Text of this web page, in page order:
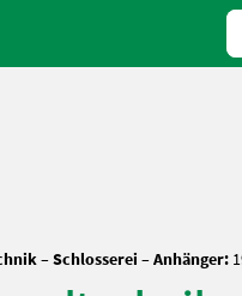
– Schlosserei – Anhänger: